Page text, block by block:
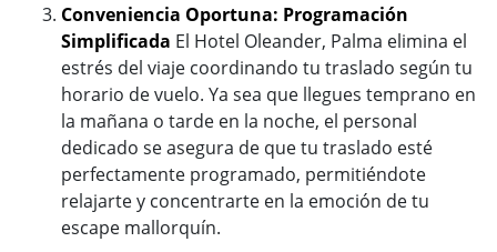
Conveniencia Oportuna: Programación
Simplificada El Hotel Oleander, Palma elimina el
estrés del viaje coordinando tu traslado según tu
horario de vuelo. Ya sea que llegues temprano en
la mañana o tarde en la noche, el personal
dedicado se asegura de que tu traslado esté
perfectamente programado, permitiéndote
relajarte y concentrarte en la emoción de tu
escape mallorquín.